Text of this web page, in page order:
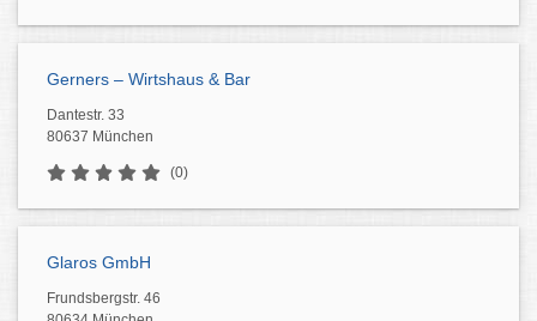
Gerners – Wirtshaus & Bar
Dantestr. 33
80637 München
(0)
Glaros GmbH
Frundsbergstr. 46